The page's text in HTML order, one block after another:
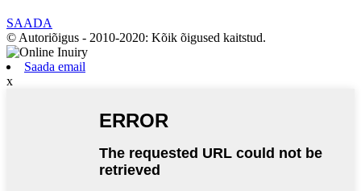
SAADA
© Autoriõigus - 2010-2020: Kõik õigused kaitstud.
Saada email
x